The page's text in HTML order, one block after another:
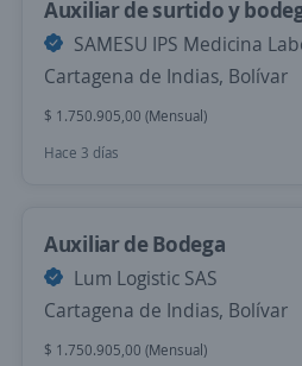
Auxiliar de surtido y
SAMESU IPS Medicina
Cartagena de Indias, Bolívar
$ 1.750.905,00 (Mensual)
Hace 3 días
Auxiliar de Bodega
Lum Logistic SAS
Cartagena de Indias, Bolívar
$ 1.750.905,00 (Mensual)